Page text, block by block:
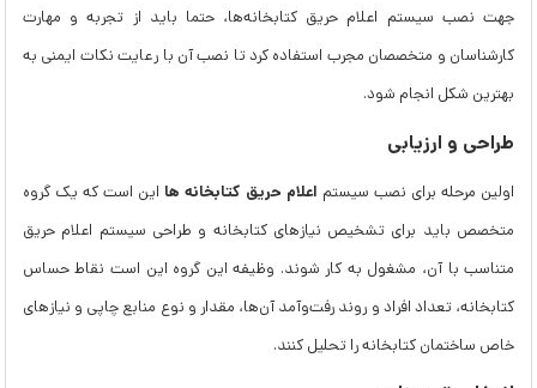
جهت نصب سیستم اعلام حریق کتابخانه‌ها، حتما باید از تجربه و مهارت
کارشناسان و متخصصان مجرب استفاده کرد تا نصب آن با رعایت نکات ایمنی به
بهترین شکل انجام شود.
طراحی و ارزیابی
اولین مرحله برای نصب سیستم اعلام حریق کتابخانه ها این است که یک گروه
متخصص باید برای تشخیص نیازهای کتابخانه و طراحی سیستم اعلام حریق
متناسب با آن، مشغول به کار شوند. وظیفه این گروه این است نقاط حساس
کتابخانه، تعداد افراد و روند رفت‌وآمد آن‌ها، مقدار و نوع منابع چاپی و نیازهای
خاص ساختمان کتابخانه را تحلیل کنند.